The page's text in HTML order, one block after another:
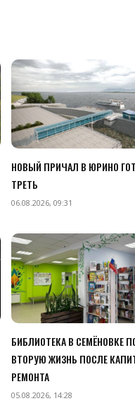
НОВЫЙ ПРИЧАЛ В ЮРИНО
ТРЕТЬ
06.08.2026, 09:31
БИБЛИОТЕКА В СЕМЁНОВКЕ
ВТОРУЮ ЖИЗНЬ ПОСЛЕ
РЕМОНТА
05.08.2026, 14:28